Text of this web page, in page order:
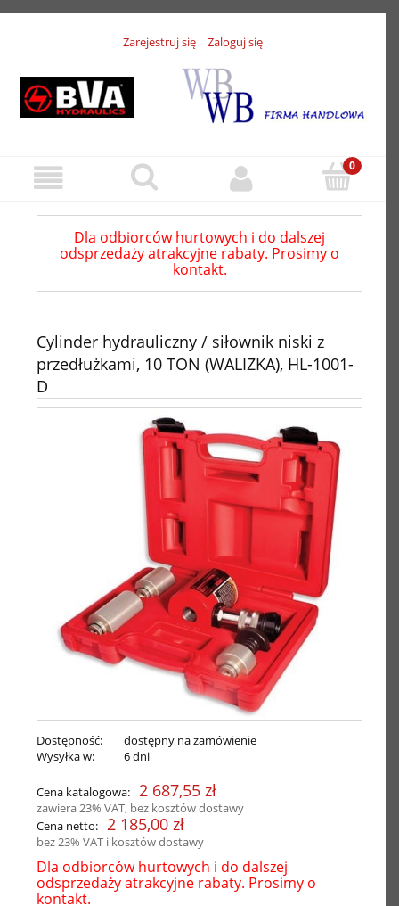
Zarejestruj się Zaloguj się
Dla odbiorców hurtowych i do dalszej
odsprzedaży atrakcyjne rabaty. Prosimy o
kontakt.
Cylinder hydrauliczny / siłownik niski z
przedłużkami, 10 TON (WALIZKA), HL-1001-
D
Dostępność:
dostępny na zamówienie
Wysyłka w:
6 dni
Cena katalogowa: 2 687,55 zł
zawiera 23% VAT, bez kosztów dostawy
Cena netto: 2 185,00 zł
bez 23% VAT i kosztów dostawy
Dla odbiorców hurtowych i do dalszej
odsprzedaży atrakcyjne rabaty. Prosimy o
kontakt.